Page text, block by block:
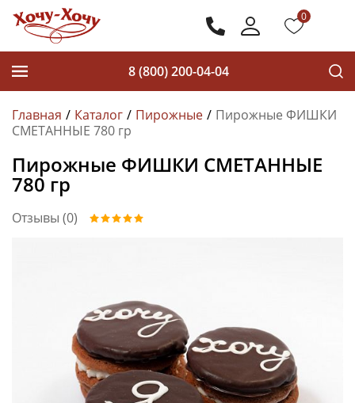
0
8 (800) 200-04-04
Главная Каталог Пирожные
Пирожные ФИШКИ
СМЕТАННЫЕ 780 гр
Пирожные ФИШКИ СМЕТАННЫЕ
780 гр
Отзывы (0)